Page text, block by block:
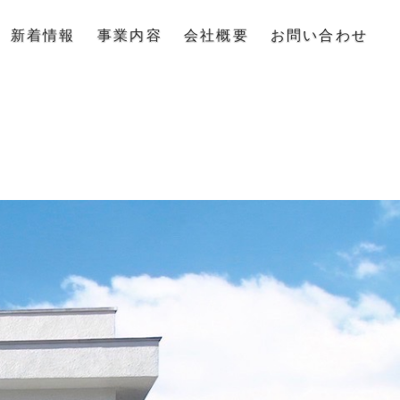
新着情報 事業内容 会社概要 お問い合わせ